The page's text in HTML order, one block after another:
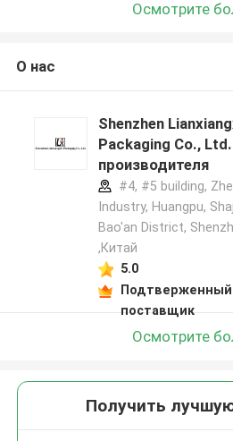
Осмотрите
О нас
Shenzhen
Packaging Co.,
производителя
#4, #5 building,
Industry, Huangpu,
Bao'an District,
,Китай
5.0
Подтверженный
поставщик
Осмотрите
Получить